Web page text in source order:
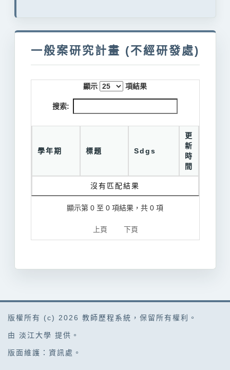
一般案研究計畫 (不經研發處)
顯示 項結果
搜索:
學年期 標題 Sdgs
更
新
時
間
沒有匹配結果
顯示第 0 至 0 項結果，共 0 項
上頁 下頁
版權所有 (c) 2026 教師歷程系統 ，保留所有權利。
由 淡江大學 提供。
版面維護： 資訊處 。